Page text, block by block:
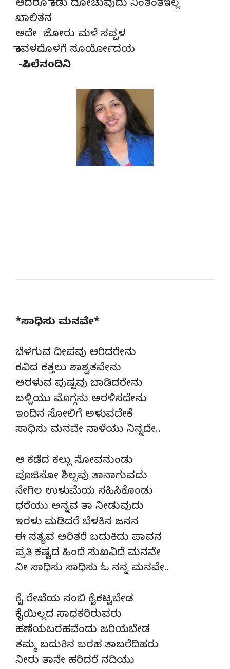
ಆದರೂ ಕಾಡು ದೋಚುವುದು ನಿಂತಂತೆಇಲ್ಲ
ಖಾಲಿತನ
ಅದೇ ಜೋರು ಮಳೆ ಸಪ್ಪಳ
ಕಾವಳದೊಳಗೆ ಸೂರ್ಯೋದಯ
-ಸಿಪಿಲೆನಂದಿನಿ
*ಸಾಧಿಸು ಮನವೇ*
ಬೆಳಗುವ ದೀಪವು ಆರಿದರೇನು
ಕವಿದ ಕತ್ತಲು ಶಾಶ್ವತವೇನು
ಅರಳುವ ಪುಷ್ಪವು ಬಾಡಿದರೇನು
ಬಳ್ಳಿಯು ಮೊಗ್ಗನು ಅರಳಿಸದೇನು
ಇಂದಿನ ಸೋಲಿಗೆ ಅಳುವದೇಕೆ
ಸಾಧಿಸು ಮನವೇ ನಾಳೆಯು ನಿನ್ನದೇ..
ಆ ಕಡೆದ ಕಲ್ಲು ನೋವನುಂಡು
ಪೂಜಿಸೋ ಶಿಲ್ಪವು ತಾನಾಗುವದು
ನೇಗಿಲ ಉಳುಮೆಯ ಸಹಿಸಿಕೊಂಡು
ಧರೆಯು ಅನ್ನವ ತಾ ನೀಡುವುದು
ಇರಳು ಮಡಿದರೆ ಬೆಳಕಿನ ಜನನ
ಈ ಸತ್ಯವ ಅರಿತರೆ ಬದುಕಿದು ಪಾವನ
ಪ್ರತಿ ಕಷ್ಟದ ಹಿಂದೆ ಸುಖವಿದೆ ಮನವೇ
ನೀ ಸಾಧಿಸು ಸಾಧಿಸು ಓ ನನ್ನ ಮನವೇ..
ಕೈ ರೇಖೆಯ ನಂಬಿ ಕೈಕಟ್ಟಬೇಡ
ಕೈಯಿಲ್ಲದ ಸಾಧಕರಿರುವರು
ಹಣೆಯಬರಹವೆಂದು ಜರಿಯಬೇಡ
ತಮ್ಮ ಬದುಕಿನ ಬರಹ ತಾಬರೆದಿಹರು
ನೀರು ತಾನೇ ಹರಿದರೆ ನದಿಯು